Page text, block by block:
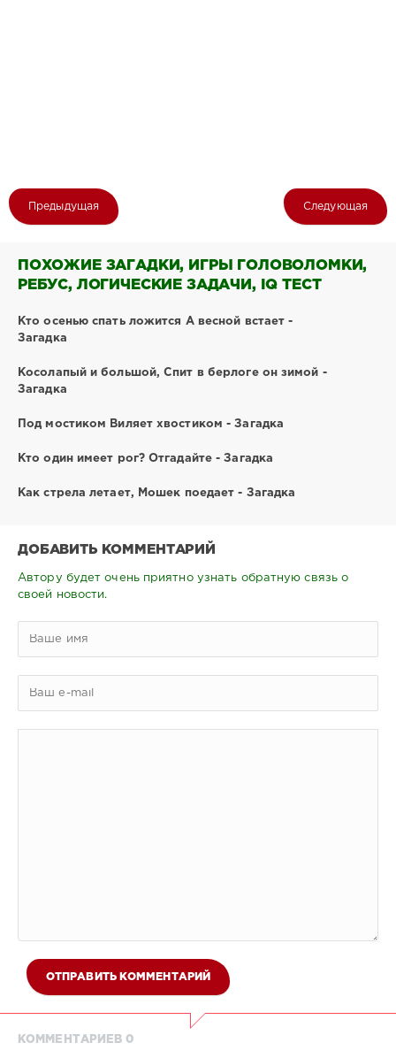
Предыдущая Следующая
ПОХОЖИЕ ЗАГАДКИ, ИГРЫ ГОЛОВОЛОМКИ,
РЕБУС, ЛОГИЧЕСКИЕ ЗАДАЧИ, IQ ТЕСТ
Кто осенью спать ложится А весной встает -
Загадка
Косолапый и большой, Спит в берлоге он зимой -
Загадка
Под мостиком Виляет хвостиком - Загадка
Кто один имеет рог? Отгадайте - Загадка
Как стрела летает, Мошек поедает - Загадка
ДОБАВИТЬ КОММЕНТАРИЙ
Автору будет очень приятно узнать обратную связь о
своей новости.
ОТПРАВИТЬ КОММЕНТАРИЙ
КОММЕНТАРИЕВ 0